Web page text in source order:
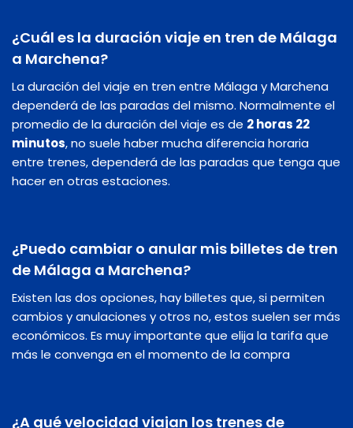
¿Cuál es la duración viaje en tren de Málaga
a Marchena?
La duración del viaje en tren entre Málaga y Marchena
dependerá de las paradas del mismo. Normalmente el
promedio de la duración del viaje es de 2 horas 22
minutos, no suele haber mucha diferencia horaria
entre trenes, dependerá de las paradas que tenga que
hacer en otras estaciones.
¿Puedo cambiar o anular mis billetes de tren
de Málaga a Marchena?
Existen las dos opciones, hay billetes que, si permiten
cambios y anulaciones y otros no, estos suelen ser más
económicos. Es muy importante que elija la tarifa que
más le convenga en el momento de la compra
¿A qué velocidad viajan los trenes de